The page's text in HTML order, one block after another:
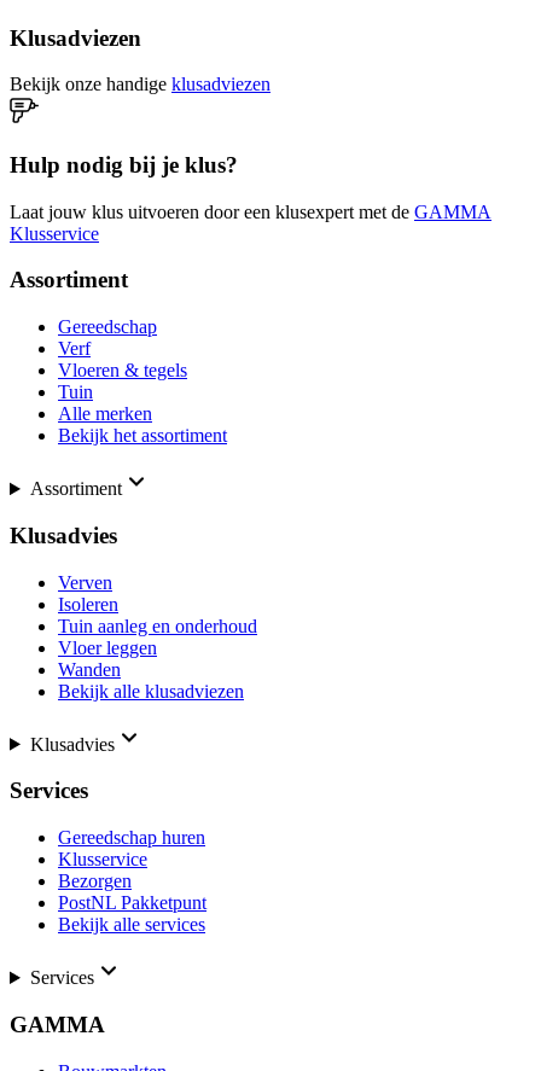
Klusadviezen
Bekijk onze handige klusadviezen
Hulp nodig bij je klus?
Laat jouw klus uitvoeren door een klusexpert met de GAMMA
Klusservice
Assortiment
Gereedschap
Verf
Vloeren & tegels
Tuin
Alle merken
Bekijk het assortiment
Assortiment
Klusadvies
Verven
Isoleren
Tuin aanleg en onderhoud
Vloer leggen
Wanden
Bekijk alle klusadviezen
Klusadvies
Services
Gereedschap huren
Klusservice
Bezorgen
PostNL Pakketpunt
Bekijk alle services
Services
GAMMA